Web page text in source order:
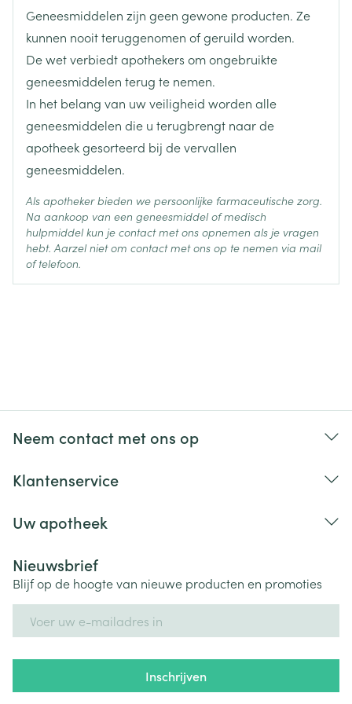
bisfosfonaat (gebruikt om botaandoeningen te
behandelen of te voorkomen)  u geneesmiddelen
genaamd corticosteroïden inneemt (zoals
prednisolon of dexamethason)  u kanker heeft Uw
arts kan u vragen een tandheelkundig onderzoek te
ondergaan vooraleer de behandeling met
Ibandronate EG te starten. Terwijl u behandeld
wordt, moet u een goede mondhygiëne aanhouden
(waaronder regelmatig tanden poetsen) en uw
tanden regelmatig laten controleren. Als u een
kunstgebit draagt, moet u zeker zijn dat deze goed
past. Als u onder tandheelkundige behandeling bent
of een tandheelkundige ingreep moet ondergaan
tanden zoals losse tanden, pijn of zwelling, of het
niet genezen van zweren of mondsecretie,
van de kaak. Sommige patiënten moeten extra
gebruiken. Neem contact op met uw arts voordat u
problemen met de nieren heeft of heeft gehad, lijdt
aan nierfalen of ooit gedialyseerd bent of wanneer
u een andere ziekte heeft die invloed heeft op uw
nieren.  wanneer u een stoornis heeft van de
mineraalstofwisseling (zoals vitamine D gebrek).  U
dient calcium en vitamine D supplementen te
Hoeveelheid
Verpakking
Actieve
Ingrediënten
ibandronaat natrium
Behoud Kamertemperatuur (15°C - 25°C)
Geneesmiddelen zijn geen gewone producten. Ze
kunnen nooit teruggenomen of geruild worden.
De wet verbiedt apothekers om ongebruikte
geneesmiddelen terug te nemen.
In het belang van uw veiligheid worden alle
geneesmiddelen die u terugbrengt naar de
apotheek gesorteerd bij de vervallen
geneesmiddelen.
Als apotheker bieden we persoonlijke farmaceutische zorg.
Na aankoop van een geneesmiddel of medisch
hulpmiddel kun je contact met ons opnemen als je vragen
hebt. Aarzel niet om contact met ons op te nemen via mail
of telefoon.
Neem contact met ons op
Klantenservice
Uw apotheek
Nieuwsbrief
Blijf op de hoogte van nieuwe producten en promoties
Inschrijven